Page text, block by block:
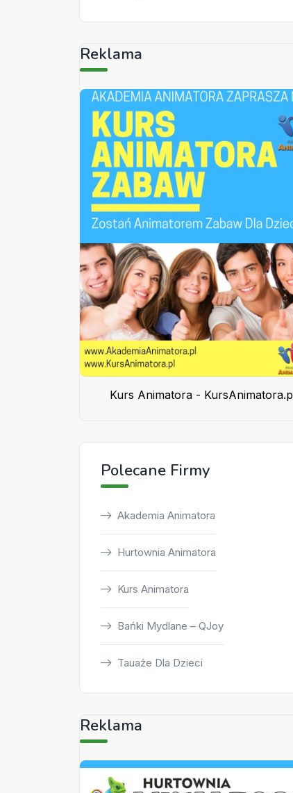
Reklama
Kurs Animatora -
Polecane Firmy
Akademia Animatora
Hurtownia Animatora
Kurs Animatora
Bańki Mydlane – QJoy
Tauaże Dla Dzieci
Reklama